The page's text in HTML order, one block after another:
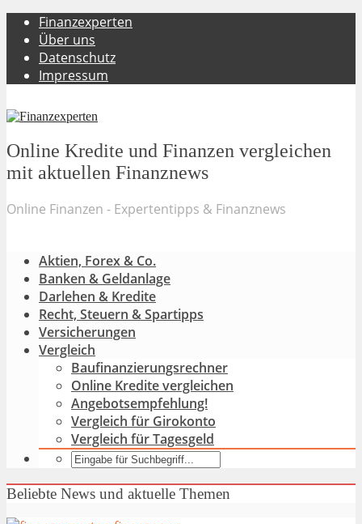
Finanzexperten
Über uns
Datenschutz
Impressum
Online Kredite und Finanzen vergleichen
mit aktuellen Finanznews
Online Finanzen - Expertentipps & Finanznews
Aktien, Forex & Co.
Banken & Geldanlage
Darlehen & Kredite
Recht, Steuern & Spartipps
Versicherungen
Vergleich
Baufinanzierungsrechner
Online Kredite vergleichen
Angebotsempfehlung!
Vergleich für Girokonto
Vergleich für Tagesgeld
Beliebte News und aktuelle Themen